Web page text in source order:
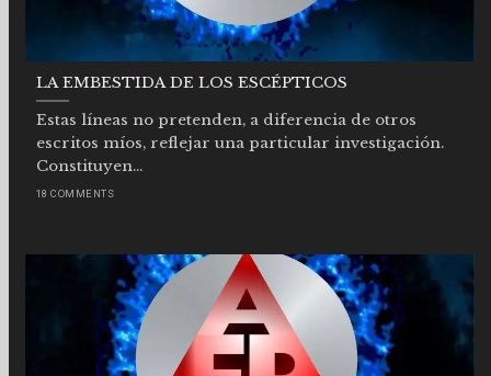
LA EMBESTIDA DE LOS ESCÉPTICOS
Estas líneas no pretenden, a diferencia de otros
escritos míos, reflejar una particular investigación.
Constituyen...
18 COMMENTS